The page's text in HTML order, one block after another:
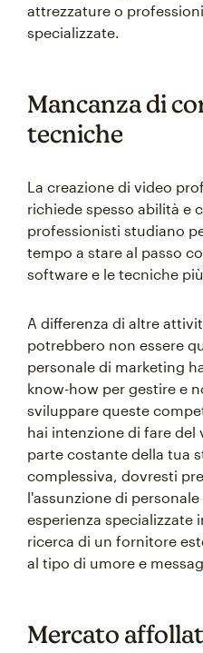
attrezzature o
specializzate.
Mancanza di
tecniche
La creazione di video
richiede spesso abilità e
professionisti studiano
tempo a stare al passo
software e le tecniche
A differenza di altre
potrebbero non essere
personale di marketing
know-how per gestire e
sviluppare queste
hai intenzione di fare del
parte costante della tua
complessiva, dovresti
l'assunzione di
esperienza specializzate
ricerca di un fornitore
al tipo di umore e
Mercato